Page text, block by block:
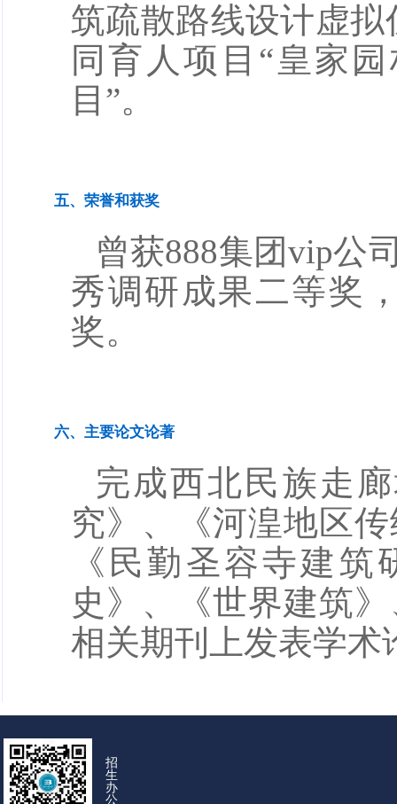
筑疏散路线设计虚
同育人项目“皇家
目”。
五、荣誉和获奖
曾获888集团vip公
秀调研成果二等奖
奖。
六、主要论文论著
完成西北民族走
究》、《河湟地区
《民勤圣容寺建
史》、《世界建筑
相关期刊上发表学术
招
生
办
公